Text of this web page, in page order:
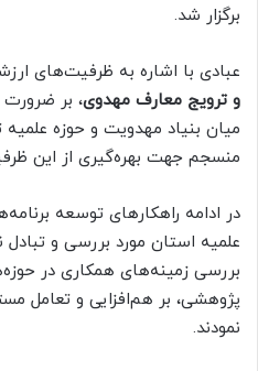
برگزار شد.
عبادی با اشاره به ظرفیت‌های
و ترویج معارف مهدوی، بر
میان بنیاد مهدویت و حوزه علمیه
منسجم جهت بهره‌گیری از این
در ادامه راهکارهای توسعه
علمیه استان مورد بررسی و
بررسی زمینه‌های همکاری در
پژوهشی، بر هم‌افزایی و تعامل
نمودند.